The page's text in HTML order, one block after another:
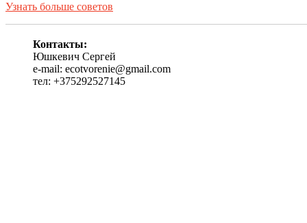
Узнать больше советов
Контакты:
Юшкевич Сергей
e-mail: ecotvorenie@gmail.com
тел: +375292527145